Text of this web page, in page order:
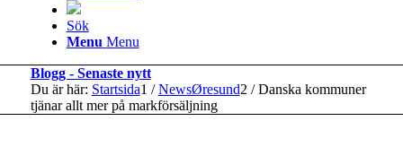
Sök
Menu Menu
Blogg - Senaste nytt
Du är här: Startsida1 / NewsØresund2 / Danska kommuner
tjänar allt mer på markförsäljning